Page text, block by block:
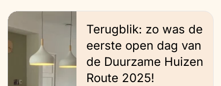
Terugblik: zo was de
eerste open dag van
de Duurzame Huizen
Route 2025!